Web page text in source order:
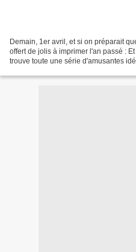
Demain, 1er avril, et si on préparait
offert de jolis à imprimer l'an passé :
trouve toute une série d'amusantes